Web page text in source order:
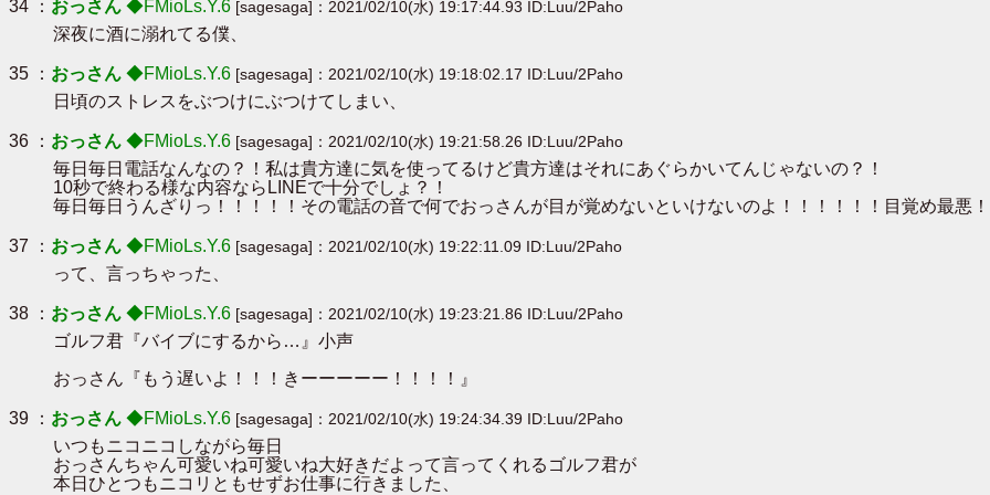
34 ： おっさん ◆FMioLs.Y.6 [sagesaga]：2021/02/10(水) 19:17:44.93 ID:Luu/2Paho
深夜に酒に溺れてる僕、
35 ： おっさん ◆FMioLs.Y.6 [sagesaga]：2021/02/10(水) 19:18:02.17 ID:Luu/2Paho
日頃のストレスをぶつけにぶつけてしまい、
36 ： おっさん ◆FMioLs.Y.6 [sagesaga]：2021/02/10(水) 19:21:58.26 ID:Luu/2Paho
毎日毎日電話なんなの？！私は貴方達に気を使ってるけど貴方達はそれにあぐらかいてんじゃないの？！
10秒で終わる様な内容ならLINEで十分でしょ？！
毎日毎日うんざりっ！！！！！その電話の音で何でおっさんが目が覚めないといけないのよ！！！！！！目覚め最悪
37 ： おっさん ◆FMioLs.Y.6 [sagesaga]：2021/02/10(水) 19:22:11.09 ID:Luu/2Paho
って、言っちゃった、
38 ： おっさん ◆FMioLs.Y.6 [sagesaga]：2021/02/10(水) 19:23:21.86 ID:Luu/2Paho
ゴルフ君『バイブにするから…』小声
おっさん『もう遅いよ！！！きーーーーー！！！！』
39 ： おっさん ◆FMioLs.Y.6 [sagesaga]：2021/02/10(水) 19:24:34.39 ID:Luu/2Paho
いつもニコニコしながら毎日
おっさんちゃん可愛いね可愛いね大好きだよって言ってくれるゴルフ君が
本日ひとつもニコリともせずお仕事に行きました、